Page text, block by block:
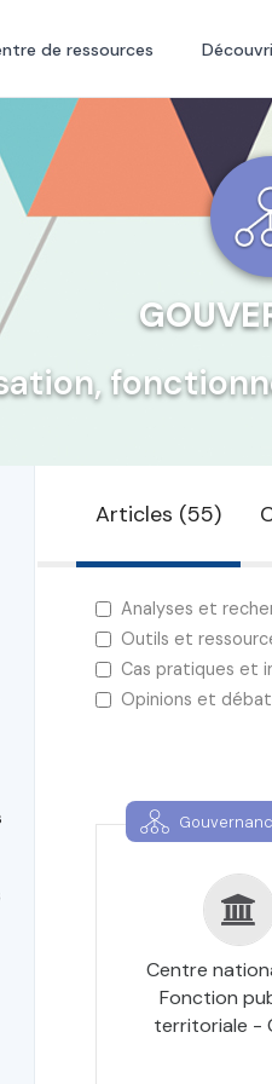
de ressources
Articles (55)
Analyses et
Outils et
Cas pratiques et
Opinions et
Centre
Fonction
territoriale -